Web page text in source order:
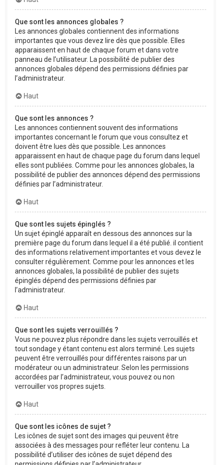
Que sont les annonces globales ?
Les annonces globales contiennent des informations
importantes que vous devez lire dès que possible. Elles
apparaissent en haut de chaque forum et dans votre
panneau de l’utilisateur. La possibilité de publier des
annonces globales dépend des permissions définies par
l’administrateur.
Haut
Que sont les annonces ?
Les annonces contiennent souvent des informations
importantes concernant le forum que vous consultez et
doivent être lues dès que possible. Les annonces
apparaissent en haut de chaque page du forum dans lequel
elles sont publiées. Comme pour les annonces globales, la
possibilité de publier des annonces dépend des permissions
définies par l’administrateur.
Haut
Que sont les sujets épinglés ?
Un sujet épinglé apparaît en dessous des annonces sur la
première page du forum dans lequel il a été publié. il contient
des informations relativement importantes et vous devez le
consulter régulièrement. Comme pour les annonces et les
annonces globales, la possibilité de publier des sujets
épinglés dépend des permissions définies par
l’administrateur.
Haut
Que sont les sujets verrouillés ?
Vous ne pouvez plus répondre dans les sujets verrouillés et
tout sondage y étant contenu est alors terminé. Les sujets
peuvent être verrouillés pour différentes raisons par un
modérateur ou un administrateur. Selon les permissions
accordées par l’administrateur, vous pouvez ou non
verrouiller vos propres sujets.
Haut
Que sont les icônes de sujet ?
Les icônes de sujet sont des images qui peuvent être
associées à des messages pour refléter leur contenu. La
possibilité d’utiliser des icônes de sujet dépend des